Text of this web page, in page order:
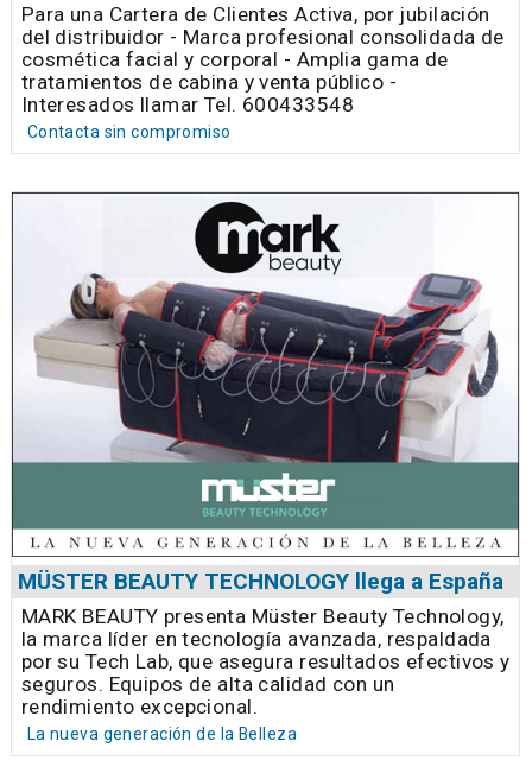
Para una Cartera de Clientes Activa, por jubilación
del distribuidor - Marca profesional consolidada de
cosmética facial y corporal - Amplia gama de
tratamientos de cabina y venta público -
Interesados llamar Tel. 600433548
Contacta sin compromiso
MÜSTER BEAUTY TECHNOLOGY llega a España
MARK BEAUTY presenta Müster Beauty Technology,
la marca líder en tecnología avanzada, respaldada
por su Tech Lab, que asegura resultados efectivos y
seguros. Equipos de alta calidad con un
rendimiento excepcional.
La nueva generación de la Belleza